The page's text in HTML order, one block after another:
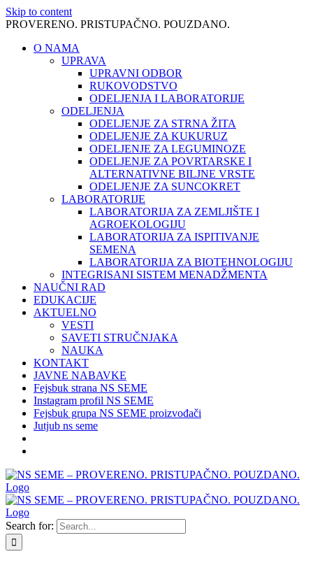
Skip to content
PROVERENO. PRISTUPAČNO. POUZDANO.
O NAMA
UPRAVA
UPRAVNI ODBOR
RUKOVODSTVO
ODELJENJA I LABORATORIJE
ODELJENJA
ODELJENJE ZA STRNA ŽITA
ODELJENJE ZA KUKURUZ
ODELJENJE ZA LEGUMINOZE
ODELJENJE ZA POVRTARSKE I
ALTERNATIVNE BILJNE VRSTE
ODELJENJE ZA SUNCOKRET
LABORATORIJE
LABORATORIJA ZA ZEMLJIŠTE I
AGROEKOLOGIJU
LABORATORIJA ZA ISPITIVANJE
SEMENA
LABORATORIJA ZA BIOTEHNOLOGIJU
INTEGRISANI SISTEM MENADŽMENTA
NAUČNI RAD
EDUKACIJE
AKTUELNO
VESTI
SAVETI STRUČNJAKA
NAUKA
KONTAKT
JAVNE NABAVKE
Fejsbuk strana NS SEME
Instagram profil NS SEME
Fejsbuk grupa NS SEME proizvođači
Jutjub ns seme
Search for: